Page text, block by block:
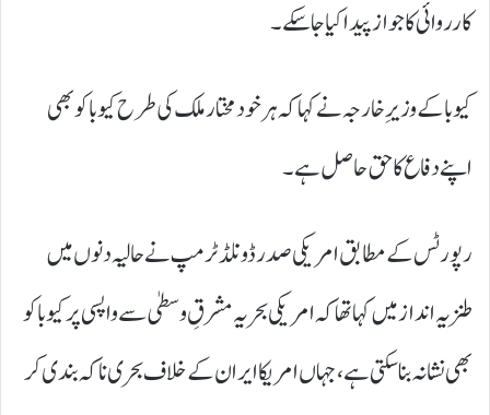
کارروائی کا جواز پیدا کیا جا سکے۔
کیوبا کے وزیرِ خارجہ نے کہا کہ ہر خودمختار ملک کی طرح کیوبا کو بھی
اپنے دفاع کا حق حاصل ہے۔
رپورٹس کے مطابق امریکی صدر ڈونلڈ ٹرمپ نے حالیہ دنوں میں
طنزیہ انداز میں کہا تھا کہ امریکی بحریہ مشرقِ وسطیٰ سے واپسی پر کیوبا کو
بھی نشانہ بنا سکتی ہے، جہاں امریکا ایران کے خلاف بحری ناکہ بندی کر